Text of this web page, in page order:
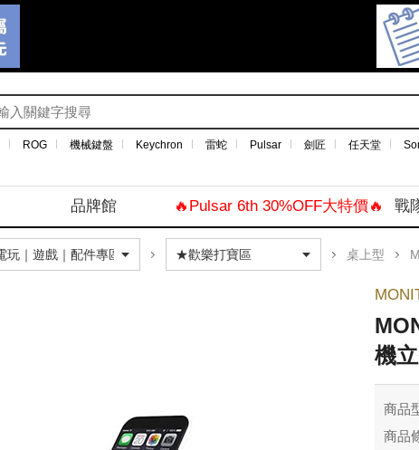
ROG 機械鍵盤 Keychron 雷蛇 Pulsar 劍匠 任天堂
品牌館 🔥Pulsar 6th 30%OFF大特價🔥 戰
桌上型
機
商品
商品